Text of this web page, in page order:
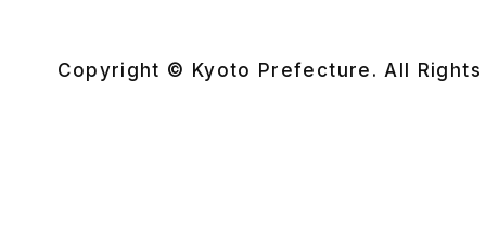
Copyright © Kyoto Prefecture. All Rights